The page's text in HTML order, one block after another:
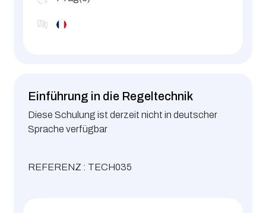
Einführung in die Regeltechnik
Diese Schulung ist derzeit nicht in deutscher
Sprache verfügbar
REFERENZ : TECH035